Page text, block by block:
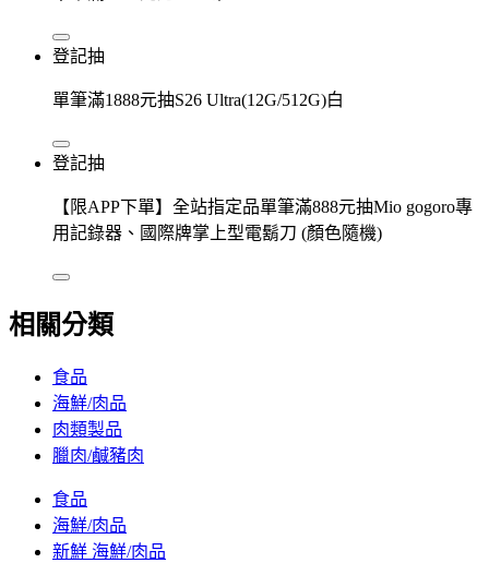
登記抽
單筆滿1888元抽S26 Ultra(12G/512G)白
登記抽
【限APP下單】全站指定品單筆滿888元抽Mio gogoro專
用記錄器、國際牌掌上型電鬍刀 (顏色隨機)
相關分類
食品
海鮮/肉品
肉類製品
臘肉/鹹豬肉
食品
海鮮/肉品
新鮮 海鮮/肉品